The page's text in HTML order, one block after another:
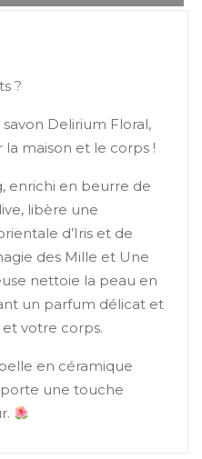
?
Delirium Floral,
maison et le corps !
enrichi en beurre de
libère une
d’Iris et de
des Mille et Une
nettoie la peau en
un parfum délicat et
votre corps.
en céramique
une touche